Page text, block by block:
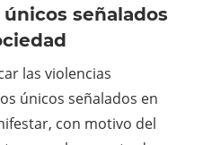
señalados
las violencias
únicos señalados en
con motivo del